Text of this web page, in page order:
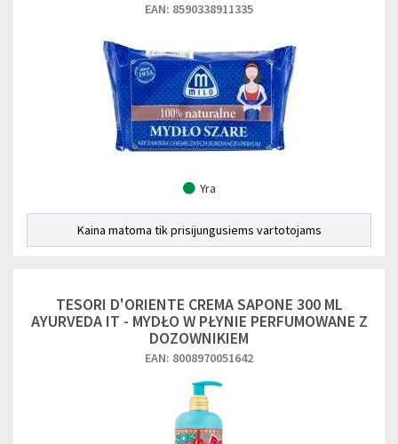
EAN: 8590338911335
Yra
Kaina matoma tik prisijungusiems vartotojams
TESORI D'ORIENTE CREMA SAPONE 300 ML
AYURVEDA IT - MYDŁO W PŁYNIE PERFUMOWANE Z
DOZOWNIKIEM
EAN: 8008970051642